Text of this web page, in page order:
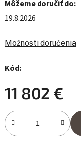
Môžeme doručiť do:
19.8.2026
Možnosti doručenia
Kód:
11 802 €
Jednotková cena: